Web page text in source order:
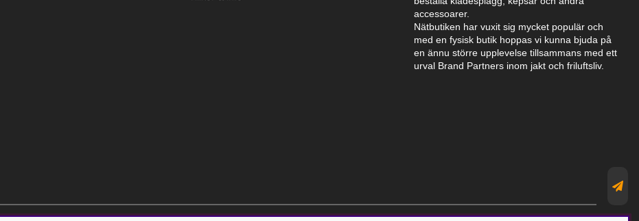
accessoarer.
Nätbutiken har vuxit sig mycket populär och
med en fysisk butik hoppas vi kunna bjuda på
en ännu större upplevelse tillsammans med ett
urval Brand Partners inom jakt och friluftsliv.